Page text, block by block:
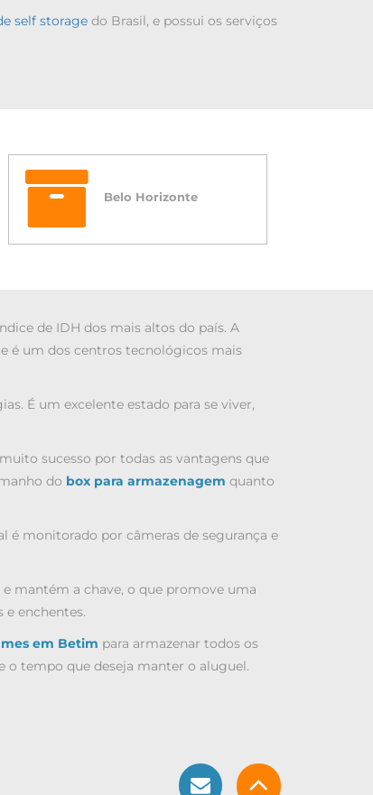
self storage do Brasil, e possui os serviços
Belo Horizonte
de IDH dos mais altos do país. A
é um dos centros tecnológicos mais
É um excelente estado para se viver,
sucesso por todas as vantagens que
do box para armazenagem quanto
é monitorado por câmeras de segurança e
mantém a chave, o que promove uma
enchentes.
em Betim para armazenar todos os
o tempo que deseja manter o aluguel.